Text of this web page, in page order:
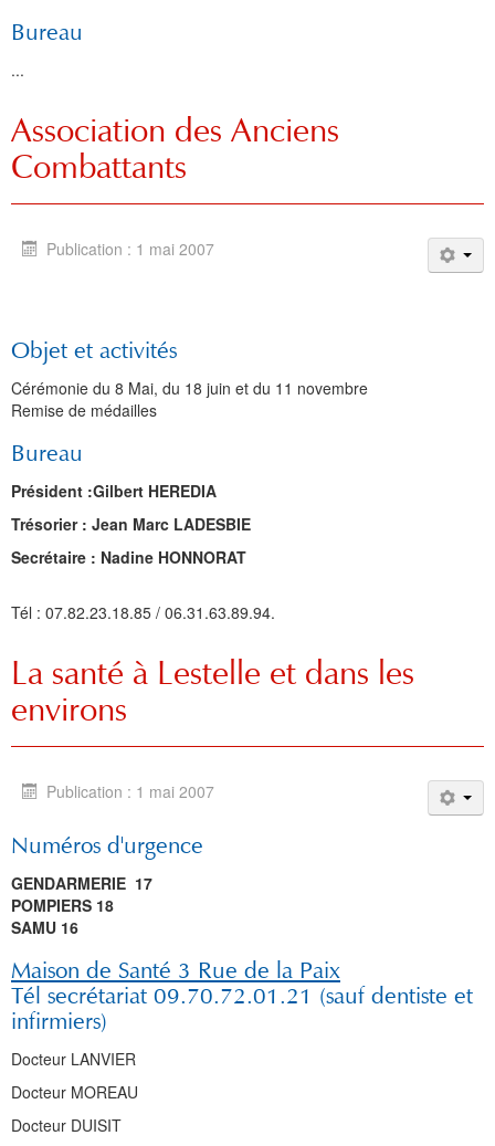
Bureau
...
Association des Anciens
Combattants
Publication : 1 mai 2007
Objet et activités
Cérémonie du 8 Mai, du 18 juin et du 11 novembre
Remise de médailles
Bureau
Président :Gilbert HEREDIA
Trésorier : Jean Marc LADESBIE
Secrétaire : Nadine HONNORAT
Tél : 07.82.23.18.85 / 06.31.63.89.94.
La santé à Lestelle et dans les
environs
Publication : 1 mai 2007
Numéros d'urgence
GENDARMERIE 17
POMPIERS 18
SAMU 16
Maison de Santé 3 Rue de la Paix
Tél secrétariat 09.70.72.01.21 (sauf dentiste et
infirmiers)
Docteur LANVIER
Docteur MOREAU
Docteur DUISIT